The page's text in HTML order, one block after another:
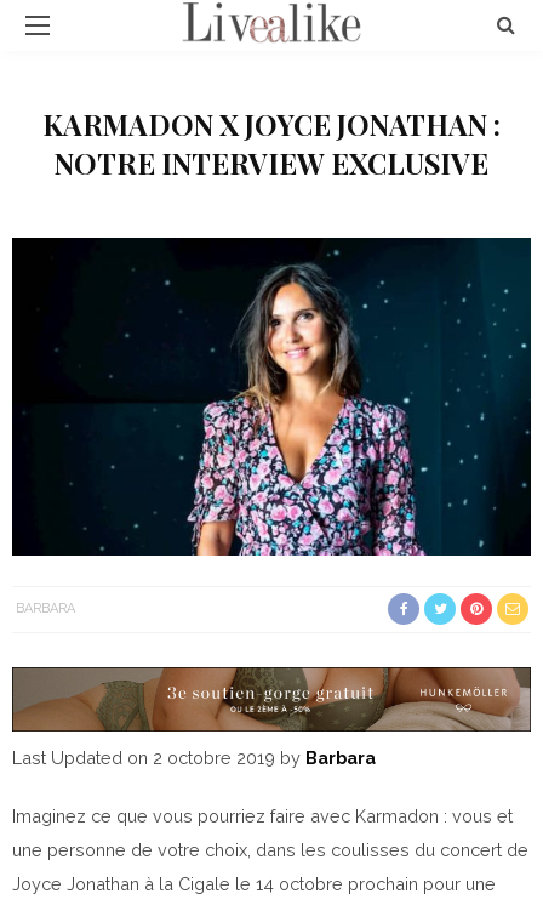
KARMADON X JOYCE JONATHAN :
NOTRE INTERVIEW EXCLUSIVE
BARBARA
Last Updated on 2 octobre 2019 by Barbara
Imaginez ce que vous pourriez faire avec Karmadon : vous et
une personne de votre choix, dans les coulisses du concert de
Joyce Jonathan à la Cigale le 14 octobre prochain pour une